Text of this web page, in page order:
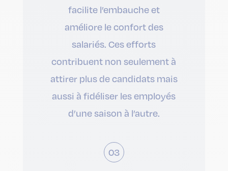
facilite l’embauche et
améliore le confort des
salariés. Ces efforts
contribuent non seulement à
attirer plus de candidats mais
aussi à fidéliser les employés
d’une saison à l’autre.
03